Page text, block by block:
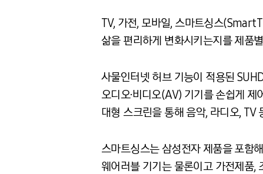
TV, 가전, 모바일, 스마트싱스
삶을 편리하게 변화시키는지를 제품
사물인터넷 허브 기능이 적용된
오디오·비디오(AV) 기기를 손쉽게
대형 스크린을 통해 음악, 라디오, TV
스마트싱스는 삼성전자 제품을 포함
웨어러블 기기는 물론이고 가전제품